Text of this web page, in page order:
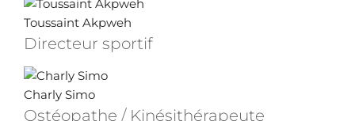
Toussaint Akpweh
Directeur sportif
Charly Simo
Ostéopathe / Kinésithérapeute